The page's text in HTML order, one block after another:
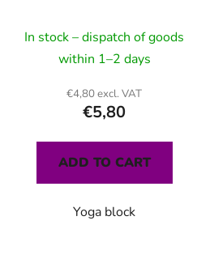
In stock – dispatch of goods
within 1–2 days
€4,80 excl. VAT
€5,80
ADD TO CART
Yoga block